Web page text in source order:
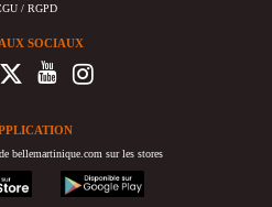
/ RGPD
SOCIAUX
bellemartinique.com sur les stores
googleplay